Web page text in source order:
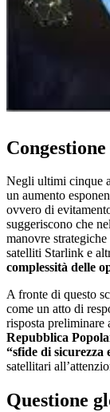
Negli ultimi cinque
un aumento
ovvero di
suggeriscono che
manovre
satelliti Starlink e
complessità delle
A fronte di questo
come un atto di
risposta preliminare
Repubblica
“sfide di sicurezza
satellitari
Questione